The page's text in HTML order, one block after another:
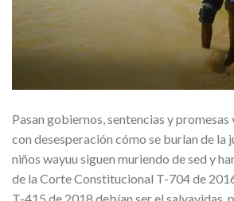
Pasan gobiernos, sentencias y
con desesperación cómo se burlan de la
niños wayuu siguen muriendo de sed y
de la Corte Constitucional T-704 de